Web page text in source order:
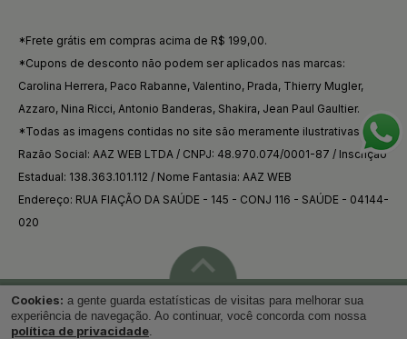
*Frete grátis em compras acima de R$ 199,00.
*Cupons de desconto não podem ser aplicados nas marcas:
Carolina Herrera, Paco Rabanne, Valentino, Prada, Thierry Mugler,
Azzaro, Nina Ricci, Antonio Banderas, Shakira, Jean Paul Gaultier.
*Todas as imagens contidas no site são meramente ilustrativas.
Razão Social: AAZ WEB LTDA / CNPJ: 48.970.074/0001-87 / Inscrição
Estadual: 138.363.101.112 / Nome Fantasia: AAZ WEB
Endereço: RUA FIAÇÃO DA SAÚDE - 145 - CONJ 116 - SAÚDE - 04144-
020
Voltar ao topo
Cookies: a gente guarda estatísticas de visitas para melhorar sua
experiência de navegação. Ao continuar, você concorda com nossa
política de privacidade.